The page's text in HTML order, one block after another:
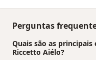
Perguntas
Quais são as principais
Riccetto Aiélo?